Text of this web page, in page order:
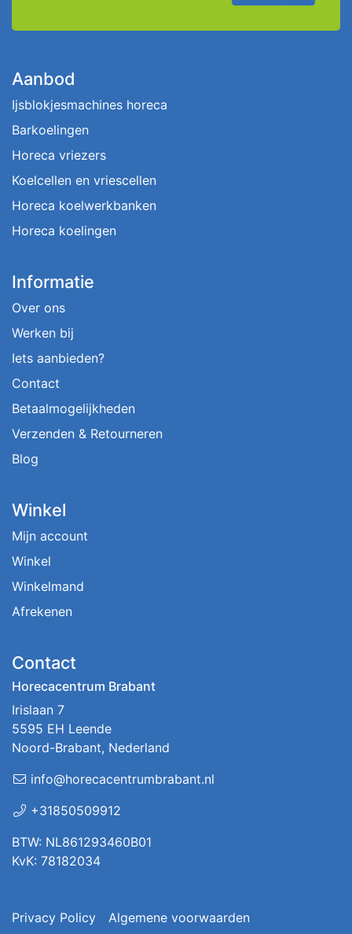
Aanbod
Ijsblokjesmachines horeca
Barkoelingen
Horeca vriezers
Koelcellen en vriescellen
Horeca koelwerkbanken
Horeca koelingen
Informatie
Over ons
Werken bij
Iets aanbieden?
Contact
Betaalmogelijkheden
Verzenden & Retourneren
Blog
Winkel
Mijn account
Winkel
Winkelmand
Afrekenen
Contact
Horecacentrum Brabant
Irislaan 7
5595 EH Leende
Noord-Brabant, Nederland
info@horecacentrumbrabant.nl
+31850509912
BTW: NL861293460B01
KvK: 78182034
Privacy Policy Algemene voorwaarden